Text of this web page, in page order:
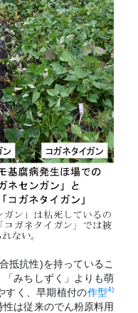
抵抗性)を持っているこ
みちしずく」よりも萌
すく、早期植付の作型4)
は従来のでん粉原料用